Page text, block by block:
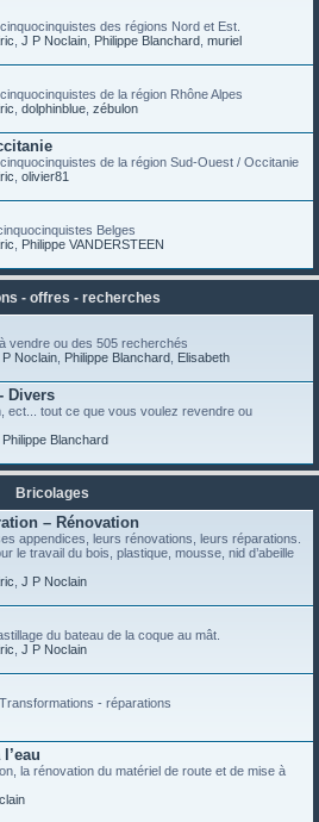
des régions Nord et Est.
J P Noclain Philippe Blanchard muriel
de la région Rhône Alpes
dolphinblue zébulon
de la région Sud-Ouest / Occitanie
olivier81
Belges
Philippe VANDERSTEEN
- offres - recherches
vendre ou des 505 recherchés
Noclain Philippe Blanchard Elisabeth
Divers
ect... tout ce que vous voulez revendre ou
Philippe Blanchard
Bricolages
– Rénovation
appendices, leurs rénovations, leurs réparations.
le travail du bois, plastique, mousse, nid d’abeille
J P Noclain
du bateau de la coque au mât.
J P Noclain
- réparations
la rénovation du matériel de route et de mise à